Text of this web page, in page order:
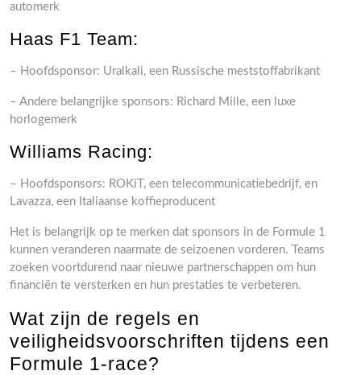
automerk
Haas F1 Team:
– Hoofdsponsor: Uralkali, een Russische meststoffabrikant
– Andere belangrijke sponsors: Richard Mille, een luxe
horlogemerk
Williams Racing:
– Hoofdsponsors: ROKiT, een telecommunicatiebedrijf, en
Lavazza, een Italiaanse koffieproducent
Het is belangrijk op te merken dat sponsors in de Formule 1
kunnen veranderen naarmate de seizoenen vorderen. Teams
zoeken voortdurend naar nieuwe partnerschappen om hun
financiën te versterken en hun prestaties te verbeteren.
Wat zijn de regels en
veiligheidsvoorschriften tijdens een
Formule 1-race?